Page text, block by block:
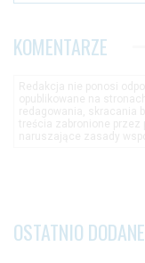
KOMENTARZE
OSTATNIO DODANE